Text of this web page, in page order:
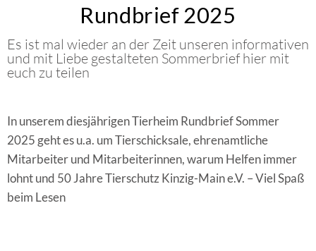
Rundbrief 2025
Es ist mal wieder an der Zeit unseren informativen
und mit Liebe gestalteten Sommerbrief hier mit
euch zu teilen
In unserem diesjährigen Tierheim Rundbrief Sommer
2025 geht es u.a. um Tierschicksale, ehrenamtliche
Mitarbeiter und Mitarbeiterinnen, warum Helfen immer
lohnt und 50 Jahre Tierschutz Kinzig-Main e.V. – Viel Spaß
beim Lesen